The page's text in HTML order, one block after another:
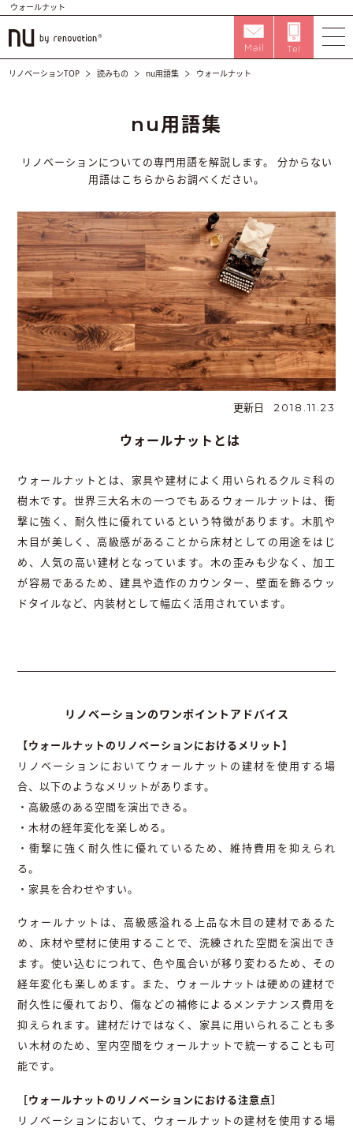
ウォールナット
リノベーションTOP 読みもの nu用語集 ウォールナット
nu用語集
リノベーションについての専門用語を解説します。
分からない
用語はこちらからお調べください。
更新日 2018.11.23
ウォールナットとは
ウォールナットとは、家具や建材によく用いられるクルミ科の
樹木です。世界三大名木の一つでもあるウォールナットは、衝
撃に強く、耐久性に優れているという特徴があります。木肌や
木目が美しく、高級感があることから床材としての用途をはじ
め、人気の高い建材となっています。木の歪みも少なく、加工
が容易であるため、建具や造作のカウンター、壁面を飾るウッ
ドタイルなど、内装材として幅広く活用されています。
リノベーションのワンポイントアドバイス
【ウォールナットのリノベーションにおけるメリット】
リノベーションにおいてウォールナットの建材を使用する場
合、以下のようなメリットがあります。
・高級感のある空間を演出できる。
・木材の経年変化を楽しめる。
・衝撃に強く耐久性に優れているため、維持費用を抑えられ
る。
・家具を合わせやすい。
ウォールナットは、高級感溢れる上品な木目の建材であるた
め、床材や壁材に使用することで、洗練された空間を演出でき
ます。使い込むにつれて、色や風合いが移り変わるため、その
経年変化も楽しめます。また、ウォールナットは硬めの建材で
耐久性に優れており、傷などの補修によるメンテナンス費用を
抑えられます。建材だけではなく、家具に用いられることも多
い木材のため、室内空間をウォールナットで統一することも可
能です。
［ウォールナットのリノベーションにおける注意点］
リノベーションにおいて、ウォールナットの建材を使用する場